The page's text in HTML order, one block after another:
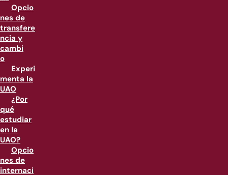
Opcio
nes de
transfere
ncia y
cambi
o
Experi
menta la
UAO
¿Por
qué
estudiar
en la
UAO?
Opcio
nes de
internaci